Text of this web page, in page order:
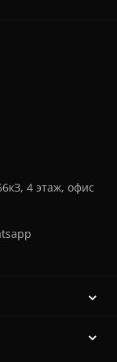
4 этаж, офис